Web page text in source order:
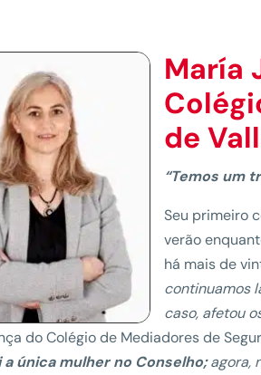
María
de
“Temos um
Seu primeiro
verão
há mais de
continuamos
caso, afetou
do Colégio de Mediadores de
a única mulher no Conselho;agora,